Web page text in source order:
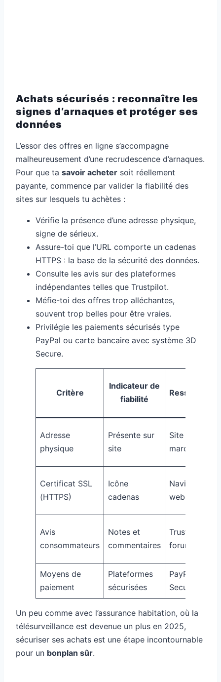
Achats sécurisés : reconnaître les
signes d’arnaques et protéger ses
données
L’essor des offres en ligne s’accompagne
malheureusement d’une recrudescence d’arnaques.
Pour que ta savoir acheter soit réellement
payante, commence par valider la fiabilité des
sites sur lesquels tu achètes :
Vérifie la présence d’une adresse physique,
signe de sérieux.
Assure-toi que l’URL comporte un cadenas
HTTPS : la base de la sécurité des données.
Consulte les avis sur des plateformes
indépendantes telles que Trustpilot.
Méfie-toi des offres trop alléchantes,
souvent trop belles pour être vraies.
Privilégie les paiements sécurisés type
PayPal ou carte bancaire avec système 3D
Secure.
Critère
Indicateur de
fiabilité
Ressource
Adresse
physique
Présente sur
site
Site
marchand
Certificat SSL
(HTTPS)
Icône
cadenas
Navigateur
web
Avis
consommateurs
Notes et
commentaires
Trustpilot,
forums
Moyens de
paiement
Plateformes
sécurisées
PayPal, 3D
Secure
Un peu comme avec l’assurance habitation, où la
télésurveillance est devenue un plus en 2025,
sécuriser ses achats est une étape incontournable
pour un bonplan sûr.